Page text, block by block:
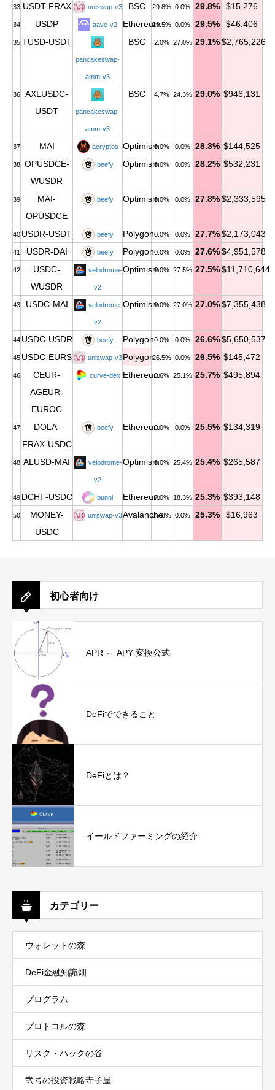
33 USDT-FRAX uniswap-v3 BSC 29.8% 0.0% 29.8% $15,276
34 USDP aave-v2 Ethereum29.5% 0.0% 29.5% $46,406
35 TUSD-USDT
pancakeswap-
amm-v3
BSC 2.0% 27.0% 29.1% $2,765,226
36
AXLUSDC-
USDT
pancakeswap-
amm-v3
BSC 4.7% 24.3% 29.0% $946,131
37 MAI acryptos Optimism0.0% 0.0% 28.3% $144,525
38 OPUSDCE-
WUSDR
beefy Optimism0.0% 0.0% 28.2% $532,231
39
MAI-
OPUSDCE
beefy Optimism0.0% 0.0% 27.8% $2,333,595
40 USDR-USDT beefy Polygon0.0% 0.0% 27.7% $2,173,043
41 USDR-DAI beefy Polygon0.0% 0.0% 27.6% $4,951,578
42
USDC-
WUSDR
velodrome-
v2
Optimism0.0% 27.5% 27.5% $11,710,644
43 USDC-MAI velodrome-
v2
Optimism0.0% 27.0% 27.0% $7,355,438
44 USDC-USDR beefy Polygon0.0% 0.0% 26.6% $5,650,537
45 USDC-EURS uniswap-v3Polygon26.5% 0.0% 26.5% $145,472
46
CEUR-
AGEUR-
EUROC
curve-dex Ethereum0.6% 25.1% 25.7% $495,894
47
DOLA-
FRAX-USDC
beefy Ethereum0.0% 0.0% 25.5% $134,319
48 ALUSD-MAI velodrome-
v2
Optimism0.0% 25.4% 25.4% $265,587
49 DCHF-USDC bunni Ethereum7.0% 18.3% 25.3% $393,148
50
MONEY-
USDC
uniswap-v3Avalanche
25.3% 0.0% 25.3% $16,963
初心者向け
APR ⇔ APY 変換公式
DeFiでできること
DeFiとは？
イールドファーミングの紹介
カテゴリー
ウォレットの森
DeFi金融知識畑
プログラム
プロトコルの森
リスク・ハックの谷
弐号の投資戦略寺子屋